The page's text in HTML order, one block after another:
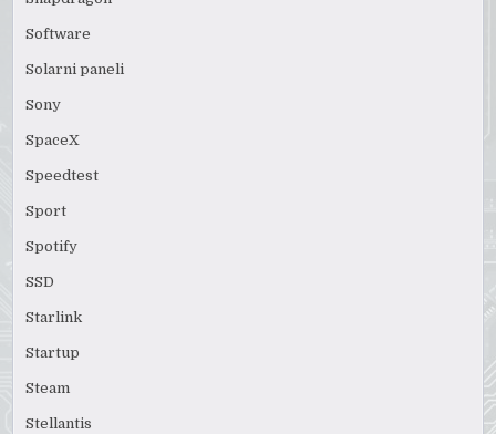
Software
Solarni paneli
Sony
SpaceX
Speedtest
Sport
Spotify
SSD
Starlink
Startup
Steam
Stellantis